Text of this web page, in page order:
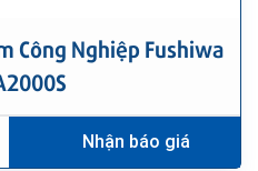
Công Nghiệp Fushiwa
Nhận báo giá